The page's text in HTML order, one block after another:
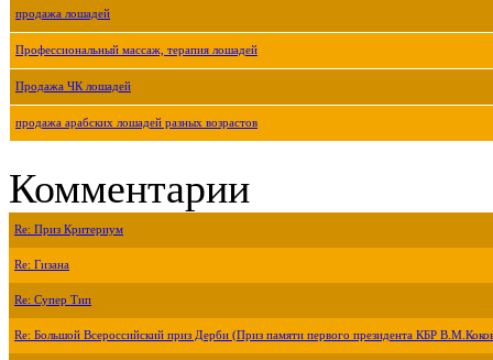
продажа лошадей
Профессиональный массаж, терапия лошадей
Продажа ЧК лошадей
продажа арабских лошадей разных возрастов
Комментарии
Re: Приз Критериум
Re: Гизана
Re: Супер Тип
Re: Большой Всероссийский приз Дерби (Приз памяти первого президента КБР